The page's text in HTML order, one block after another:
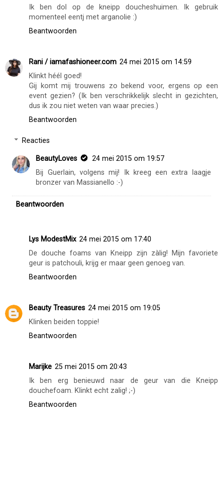
Ik ben dol op de kneipp doucheshuimen. Ik gebruik
momenteel eentj met arganolie :)
Beantwoorden
Rani / iamafashioneer.com 24 mei 2015 om 14:59
Klinkt héél goed!
Gij komt mij trouwens zo bekend voor, ergens op een
event gezien? (Ik ben verschrikkelijk slecht in gezichten,
dus ik zou niet weten van waar precies.)
Beantwoorden
Reacties
BeautyLoves
24 mei 2015 om 19:57
Bij Guerlain, volgens mij! Ik kreeg een extra laagje
bronzer van Massianello :-)
Beantwoorden
Lys ModestMix 24 mei 2015 om 17:40
De douche foams van Kneipp zijn zàlig! Mijn favoriete
geur is patchouli, krijg er maar geen genoeg van.
Beantwoorden
Beauty Treasures 24 mei 2015 om 19:05
Klinken beiden toppie!
Beantwoorden
Marijke 25 mei 2015 om 20:43
Ik ben erg benieuwd naar de geur van die Kneipp
douchefoam. Klinkt echt zalig! ;-)
Beantwoorden